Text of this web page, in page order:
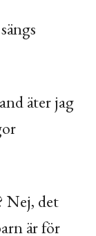
äter jag
Nej, det
är för